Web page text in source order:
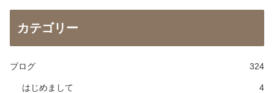
カテゴリー
ブログ 324
はじめまして 4